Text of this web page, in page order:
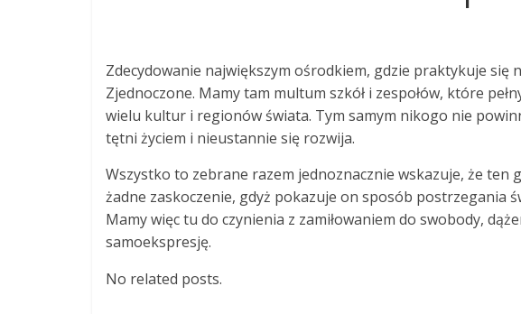
Zdecydowanie największym ośrodkiem, gdzie praktykuje się
Zjednoczone. Mamy tam multum szkół i zespołów, które
wielu kultur i regionów świata. Tym samym nikogo nie
tętni życiem i nieustannie się rozwija.
Wszystko to zebrane razem jednoznacznie wskazuje, że
żadne zaskoczenie, gdyż pokazuje on sposób postrzegania
Mamy więc tu do czynienia z zamiłowaniem do swobody,
samoekspresję.
No related posts.